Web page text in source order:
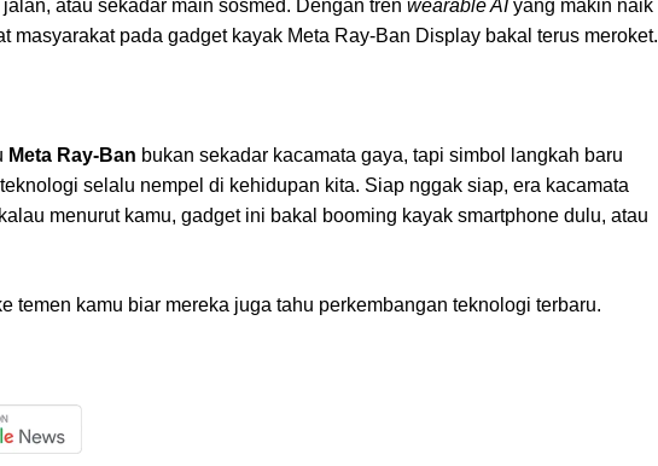
atau sekadar main sosmed. Dengan tren wearable AIyang makin naik
masyarakat pada gadget kayak Meta Ray-Ban Display bakal terus meroket.
Meta Ray-Ban bukan sekadar kacamata gaya, tapi simbol langkah baru
selalu nempel di kehidupan kita. Siap nggak siap, era kacamata
menurut kamu, gadget ini bakal booming kayak smartphone dulu, atau
temen kamu biar mereka juga tahu perkembangan teknologi terbaru.